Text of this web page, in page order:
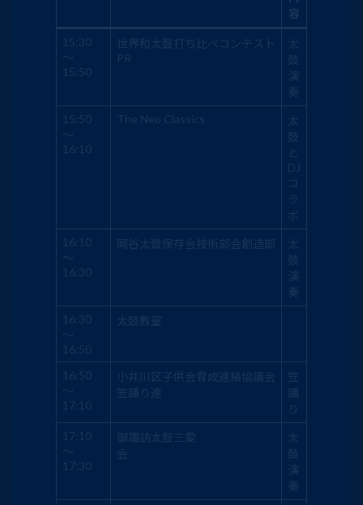
容
15:30
～
15:50
世界和太鼓打ち比べコンテスト
PR
太
鼓
演
奏
15:50
～
16:10
The Neo Classics
太
鼓
と
DJ
コ
ラ
ボ
16:10
～
16:30
岡谷太鼓保存会技術部会創造部
太
鼓
演
奏
16:30
～
16:50
太鼓教室
16:50
～
17:10
小井川区子供会育成連絡協議会
笠踊り連
笠
踊
り
17:10
～
17:30
御諏訪太鼓三愛
会
太
鼓
演
奏